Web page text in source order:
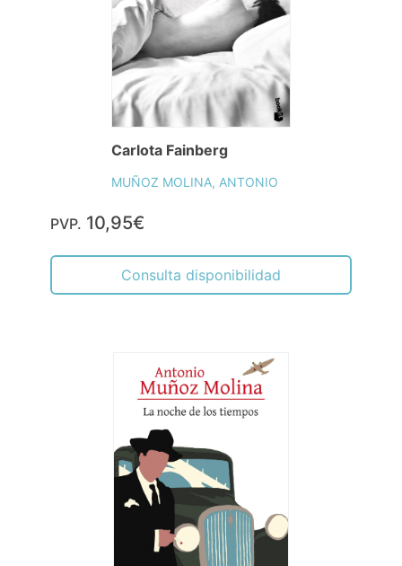
Carlota Fainberg
MUÑOZ MOLINA, ANTONIO
PVP. 10,95€
Consulta disponibilidad